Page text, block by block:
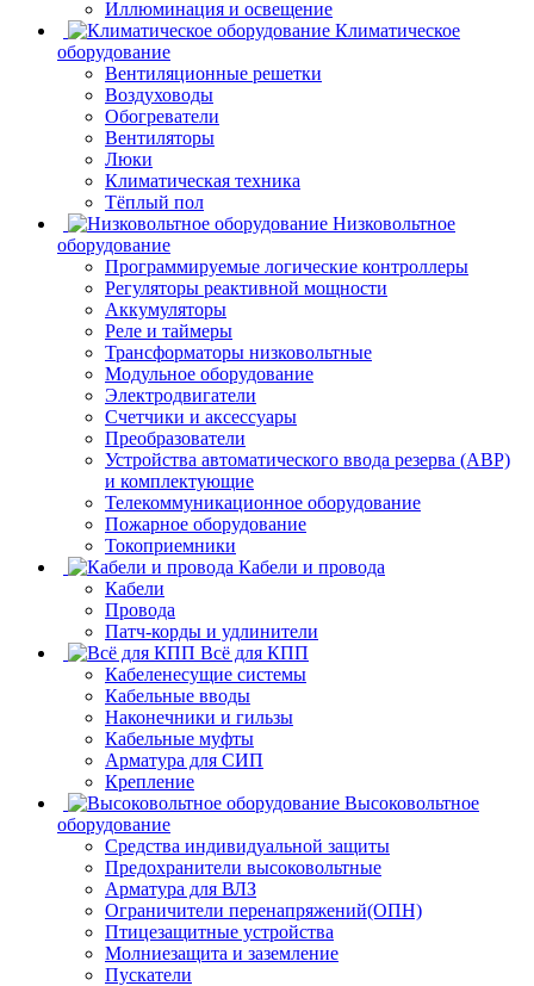
Иллюминация и освещение
Климатическое
оборудование
Вентиляционные решетки
Воздуховоды
Обогреватели
Вентиляторы
Люки
Климатическая техника
Тёплый пол
Низковольтное
оборудование
Программируемые логические контроллеры
Регуляторы реактивной мощности
Аккумуляторы
Реле и таймеры
Трансформаторы низковольтные
Модульное оборудование
Электродвигатели
Счетчики и аксессуары
Преобразователи
Устройства автоматического ввода резерва (АВР)
и комплектующие
Телекоммуникационное оборудование
Пожарное оборудование
Токоприемники
Кабели и провода
Кабели
Провода
Патч-корды и удлинители
Всё для КПП
Кабеленесущие системы
Кабельные вводы
Наконечники и гильзы
Кабельные муфты
Арматура для СИП
Крепление
Высоковольтное
оборудование
Средства индивидуальной защиты
Предохранители высоковольтные
Арматура для ВЛЗ
Ограничители перенапряжений(ОПН)
Птицезащитные устройства
Молниезащита и заземление
Пускатели